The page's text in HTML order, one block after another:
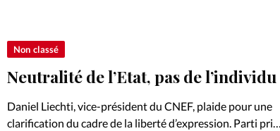
Non classé
Neutralité de l’Etat, pas de l’individu
Daniel Liechti, vice-président du CNEF, plaide pour une
clarification du cadre de la liberté d’expression. Parti pris.